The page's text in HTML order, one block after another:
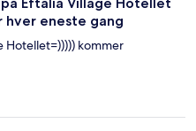
hver eneste gang
Hotellet=))))) kommer